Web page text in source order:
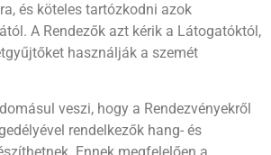
és köteles tartózkodni azok
A Rendezők azt kérik a Látogatóktól,
használják a szemét
veszi, hogy a Rendezvényekről
rendelkezők hang- és